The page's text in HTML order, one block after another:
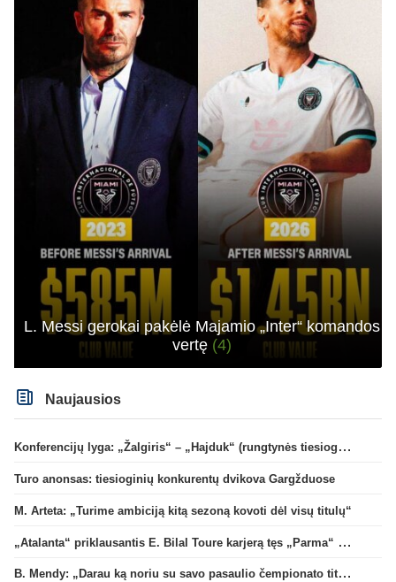
L. Messi gerokai pakėlė Majamio „Inter“ komandos
vertę (4)
Naujausios
Konferencijų lyga: „Žalgiris“ – „Hajduk“ (rungtynės tiesiogiai)
Turo anonsas: tiesioginių konkurentų dvikova Gargžduose
M. Arteta: „Turime ambiciją kitą sezoną kovoti dėl visų titulų“
„Atalanta“ priklausantis E. Bilal Toure karjerą tęs „Parma“ gretose
B. Mendy: „Darau ką noriu su savo pasaulio čempionato titulu“